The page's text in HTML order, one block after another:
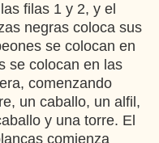
filas 1 y 2, y el
negras coloca sus
se colocan en
se colocan en las
comenzando
un caballo, un alfil,
y una torre. El
comienza